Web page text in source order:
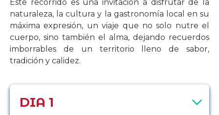
Este recorrido es una invitación a disfrutar de la
naturaleza, la cultura y la gastronomía local en su
máxima expresión, un viaje que no solo nutre el
cuerpo, sino también el alma, dejando recuerdos
imborrables de un territorio lleno de sabor,
tradición y calidez.
DIA 1